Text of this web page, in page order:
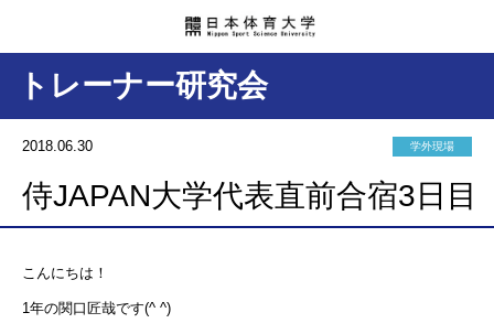
トレーナー研究会
2018.06.30 学外現場
侍JAPAN大学代表直前合宿3日目
こんにちは！
1年の関口匠哉です(^ ^)